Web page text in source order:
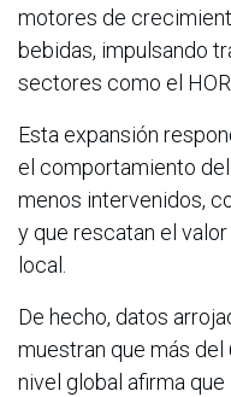
motores de
bebidas, impulsando
sectores como el
Esta expansión
el comportamiento
menos intervenidos,
y que rescatan el
local.
De hecho, datos
muestran que más
nivel global afirma